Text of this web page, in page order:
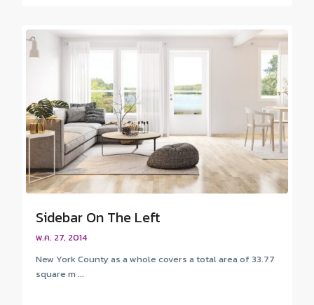
Sidebar On The Left
พ.ค. 27, 2014
New York County as a whole covers a total area of 33.77
square m ...